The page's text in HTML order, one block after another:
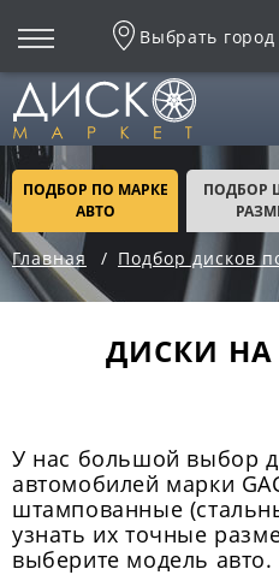
Выбрать город
ПОДБОР ПО МАРКЕ
АВТО
ПОДБОР
Главная Подбор дисков
ДИСКИ НА
У нас большой выбор
автомобилей марки
штампованные
узнать их точные
выберите модель авто.